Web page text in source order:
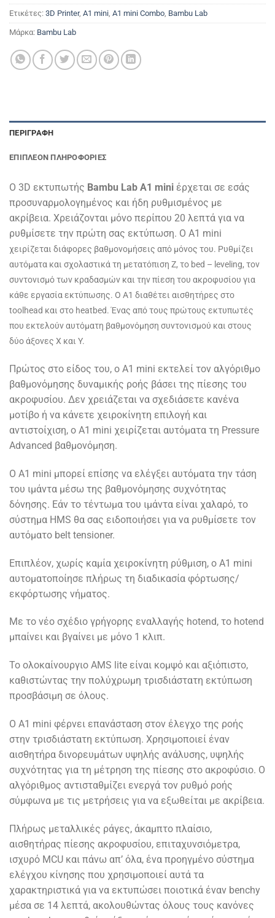
Ετικέτες: 3D Printer, A1 mini, A1 mini Combo, Bambu Lab
Μάρκα: Bambu Lab
ΠΕΡΙΓΡΑΦΉ
ΕΠΙΠΛΈΟΝ ΠΛΗΡΟΦΟΡΊΕΣ
O 3D εκτυπωτής Bambu Lab A1 mini έρχεται σε εσάς
προσυναρμολογημένος και ήδη ρυθμισμένος με
ακρίβεια. Χρειάζονται μόνο περίπου 20 λεπτά για να
ρυθμίσετε την πρώτη σας εκτύπωση. Ο A1 mini
χειρίζεται διάφορες βαθμονομήσεις από μόνος του. Ρυθμίζει
αυτόματα και σχολαστικά τη μετατόπιση Z, το bed – leveling, τον
συντονισμό των κραδασμών και την πίεση του ακροφυσίου για
κάθε εργασία εκτύπωσης. Ο A1 διαθέτει αισθητήρες στο
toolhead και στο heatbed. Ένας από τους πρώτους εκτυπωτές
που εκτελούν αυτόματη βαθμονόμηση συντονισμού και στους
δύο άξονες X και Y.
Πρώτος στο είδος του, ο A1 mini εκτελεί τον αλγόριθμο
βαθμονόμησης δυναμικής ροής βάσει της πίεσης του
ακροφυσίου. Δεν χρειάζεται να σχεδιάσετε κανένα
μοτίβο ή να κάνετε χειροκίνητη επιλογή και
αντιστοίχιση, ο A1 mini χειρίζεται αυτόματα τη Pressure
Advanced βαθμονόμηση.
Ο A1 mini μπορεί επίσης να ελέγξει αυτόματα την τάση
του ιμάντα μέσω της βαθμονόμησης συχνότητας
δόνησης. Εάν το τέντωμα του ιμάντα είναι χαλαρό, το
σύστημα HMS θα σας ειδοποιήσει για να ρυθμίσετε τον
αυτόματο belt tensioner.
Επιπλέον, χωρίς καμία χειροκίνητη ρύθμιση, ο A1 mini
αυτοματοποίησε πλήρως τη διαδικασία φόρτωσης/
εκφόρτωσης νήματος.
Με το νέο σχέδιο γρήγορης εναλλαγής hotend, το hotend
μπαίνει και βγαίνει με μόνο 1 κλιπ.
Το ολοκαίνουργιο AMS lite είναι κομψό και αξιόπιστο,
καθιστώντας την πολύχρωμη τρισδιάστατη εκτύπωση
προσβάσιμη σε όλους.
Ο A1 mini φέρνει επανάσταση στον έλεγχο της ροής
στην τρισδιάστατη εκτύπωση. Χρησιμοποιεί έναν
αισθητήρα δινορευμάτων υψηλής ανάλυσης, υψηλής
συχνότητας για τη μέτρηση της πίεσης στο ακροφύσιο. Ο
αλγόριθμος αντισταθμίζει ενεργά τον ρυθμό ροής
σύμφωνα με τις μετρήσεις για να εξωθείται με ακρίβεια.
Πλήρως μεταλλικές ράγες, άκαμπτο πλαίσιο,
αισθητήρας πίεσης ακροφυσίου, επιταχυνσιόμετρα,
ισχυρό MCU και πάνω απ’ όλα, ένα προηγμένο σύστημα
ελέγχου κίνησης που χρησιμοποιεί αυτά τα
χαρακτηριστικά για να εκτυπώσει ποιοτικά έναν benchy
μέσα σε 14 λεπτά, ακολουθώντας όλους τους κανόνες